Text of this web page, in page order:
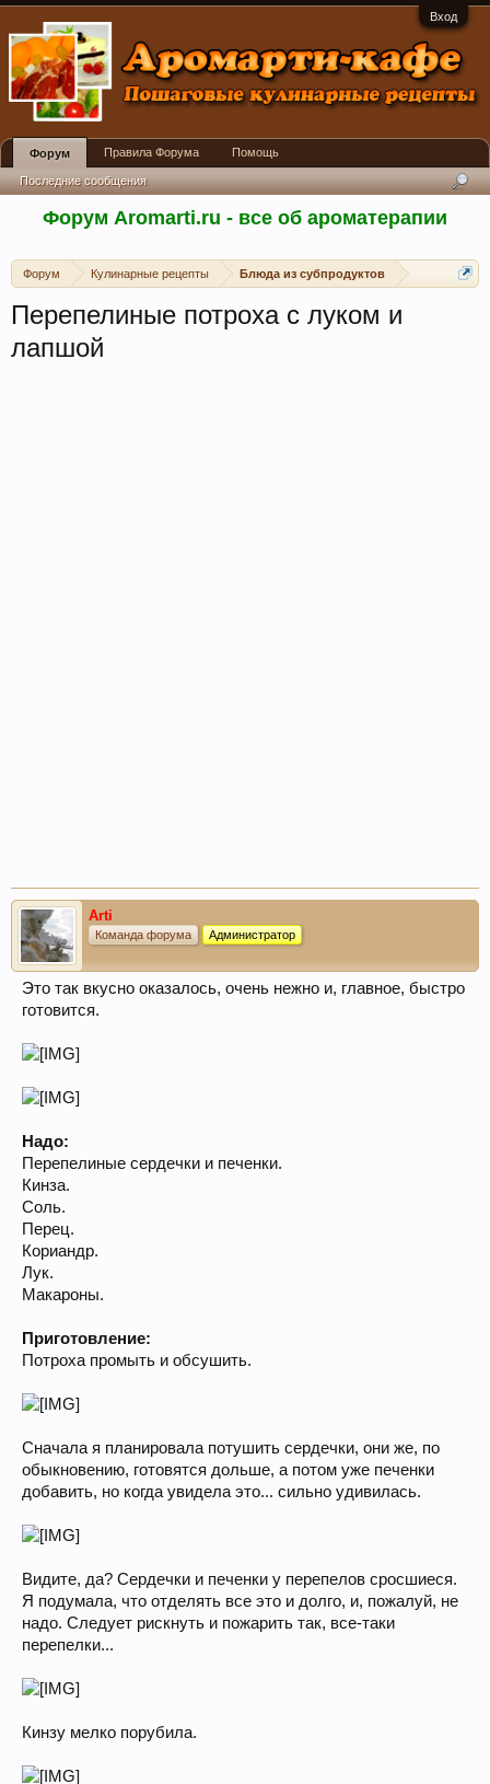
Вход
Форум Aromarti.ru - все об ароматерапии
Форум Кулинарные рецепты Блюда из субпродуктов
Перепелиные потроха с луком и
лапшой
Arti
Команда форума Администратор
Это так вкусно оказалось, очень нежно и, главное, быстро
готовится.
Надо:
Перепелиные сердечки и печенки.
Кинза.
Соль.
Перец.
Кориандр.
Лук.
Макароны.
Приготовление:
Потроха промыть и обсушить.
Сначала я планировала потушить сердечки, они же, по
обыкновению, готовятся дольше, а потом уже печенки
добавить, но когда увидела это... сильно удивилась.
Видите, да? Сердечки и печенки у перепелов сросшиеся.
Я подумала, что отделять все это и долго, и, пожалуй, не
надо. Следует рискнуть и пожарить так, все-таки
перепелки...
Кинзу мелко порубила.
Форум
Последние сообщения
Правила Форума Помощь